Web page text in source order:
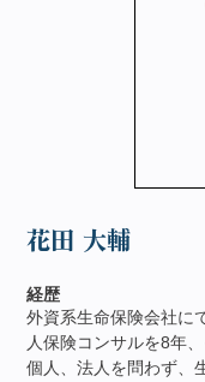
経歴
外資系生命保険会社に
人保険コンサルを8年
個人、法人を問わず、
花田 大輔